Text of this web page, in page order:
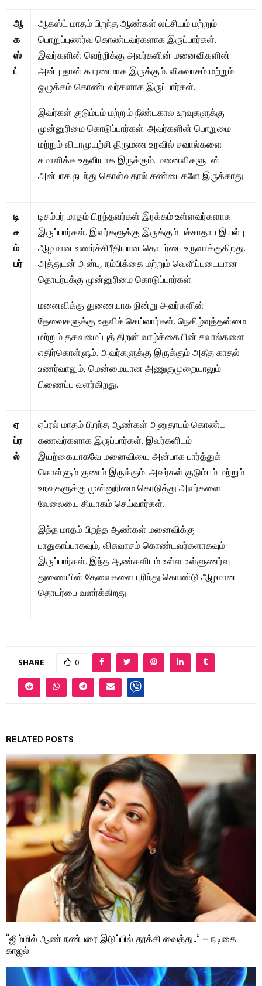
ஆ
க
ஸ்
ட்
ஆகஸ்ட் மாதம் பிறந்த ஆண்கள் லட்சியம் மற்றும்
பொறுப்புணர்வு கொண்டவர்களாக இருப்பார்கள்.
இவர்களின் வெற்றிக்கு அவர்களின் மனைவிகளின்
அன்பு தான் காரணமாக இருக்கும். விசுவாசம் மற்றும்
ஓழுக்கம் கொண்டவர்களாக இருப்பார்கள்.
இவர்கள் குடும்பம் மற்றும் நீண்டகால உறவுகளுக்கு
முன்னுரிமை கொடுப்பார்கள். அவர்களின் பொறுமை
மற்றும் விடாமுயற்சி திருமண உறவில் சவால்களை
சமாளிக்க உதவியாக இருக்கும். மனைவிகளுடன்
அன்பாக நடந்து கொள்வதால் சண்டைகளே இருக்காது.
டி
ச
ம்
பர்
டிசம்பர் மாதம் பிறந்தவர்கள் இரக்கம் உள்ளவர்களாக
இருப்பார்கள். இவர்களுக்கு இருக்கும் பச்சாதாப இயல்பு
ஆழமான உணர்ச்சிரீதியான தொடர்பை உருவாக்குகிறது.
அத்துடன் அன்பு, நம்பிக்கை மற்றும் வெளிப்படையான
தொடர்புக்கு முன்னுரிமை கொடுப்பார்கள்.
மனைவிக்கு துணையாக நின்று அவர்களின்
தேவைகளுக்கு உதவிச் செய்வார்கள். நெகிழ்வுத்தன்மை
மற்றும் தகவமைப்புத் திறன் வாழ்க்கையின் சவால்களை
எதிர்கொள்ளும். அவர்களுக்கு இருக்கும் அதீத காதல்
உணர்வாலும், மென்மையான அணுகுமுறையாலும்
பிணைப்பு வளர்கிறது.
ஏ
ப்ர
ல்
ஏப்ரல் மாதம் பிறந்த ஆண்கள் அனுதாபம் கொண்ட
கணவர்களாக இருப்பார்கள். இவர்களிடம்
இயற்கையாகவே மனைவியை அன்பாக பார்த்துக்
கொள்ளும் குணம் இருக்கும். அவர்கள் குடும்பம் மற்றும்
உறவுகளுக்கு முன்னுரிமை கொடுத்து அவர்களை
வேலையை தியாகம் செய்வார்கள்.
இந்த மாதம் பிறந்த ஆண்கள் மனைவிக்கு
பாதுகாப்பாகவும், விசுவாசம் கொண்டவர்களாகவும்
இருப்பார்கள். இந்த ஆண்களிடம் உள்ள உள்ளுணர்வு
துணையின் தேவைகளை புரிந்து கொண்டு ஆழமான
தொடர்பை வளர்க்கிறது.
SHARE 0
RELATED POSTS
“ஜிம்மில் ஆண் நண்பரை இடுப்பில் தூக்கி வைத்து..” – நடிகை
காஜல்